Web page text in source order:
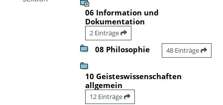
06 Information und
Dokumentation
2 Einträge
08 Philosophie 48 Einträge
10 Geisteswissenschaften
allgemein
12 Einträge